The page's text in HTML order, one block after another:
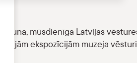
jauna, mūsdienīga Latvijas
ekspozīcijām muzeja